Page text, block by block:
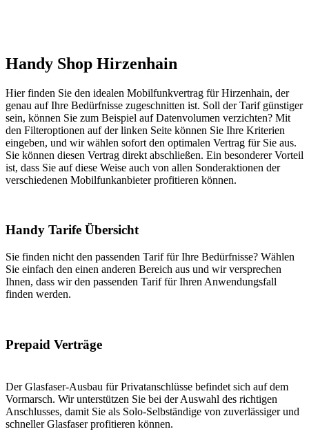
Handy Shop Hirzenhain
Hier finden Sie den idealen Mobilfunkvertrag für Hirzenhain, der
genau auf Ihre Bedürfnisse zugeschnitten ist. Soll der Tarif günstiger
sein, können Sie zum Beispiel auf Datenvolumen verzichten? Mit
den Filteroptionen auf der linken Seite können Sie Ihre Kriterien
eingeben, und wir wählen sofort den optimalen Vertrag für Sie aus.
Sie können diesen Vertrag direkt abschließen. Ein besonderer Vorteil
ist, dass Sie auf diese Weise auch von allen Sonderaktionen der
verschiedenen Mobilfunkanbieter profitieren können.
Handy Tarife Übersicht
Sie finden nicht den passenden Tarif für Ihre Bedürfnisse? Wählen
Sie einfach den einen anderen Bereich aus und wir versprechen
Ihnen, dass wir den passenden Tarif für Ihren Anwendungsfall
finden werden.
Prepaid Verträge
Der Glasfaser-Ausbau für Privatanschlüsse befindet sich auf dem
Vormarsch. Wir unterstützen Sie bei der Auswahl des richtigen
Anschlusses, damit Sie als Solo-Selbständige von zuverlässiger und
schneller Glasfaser profitieren können.